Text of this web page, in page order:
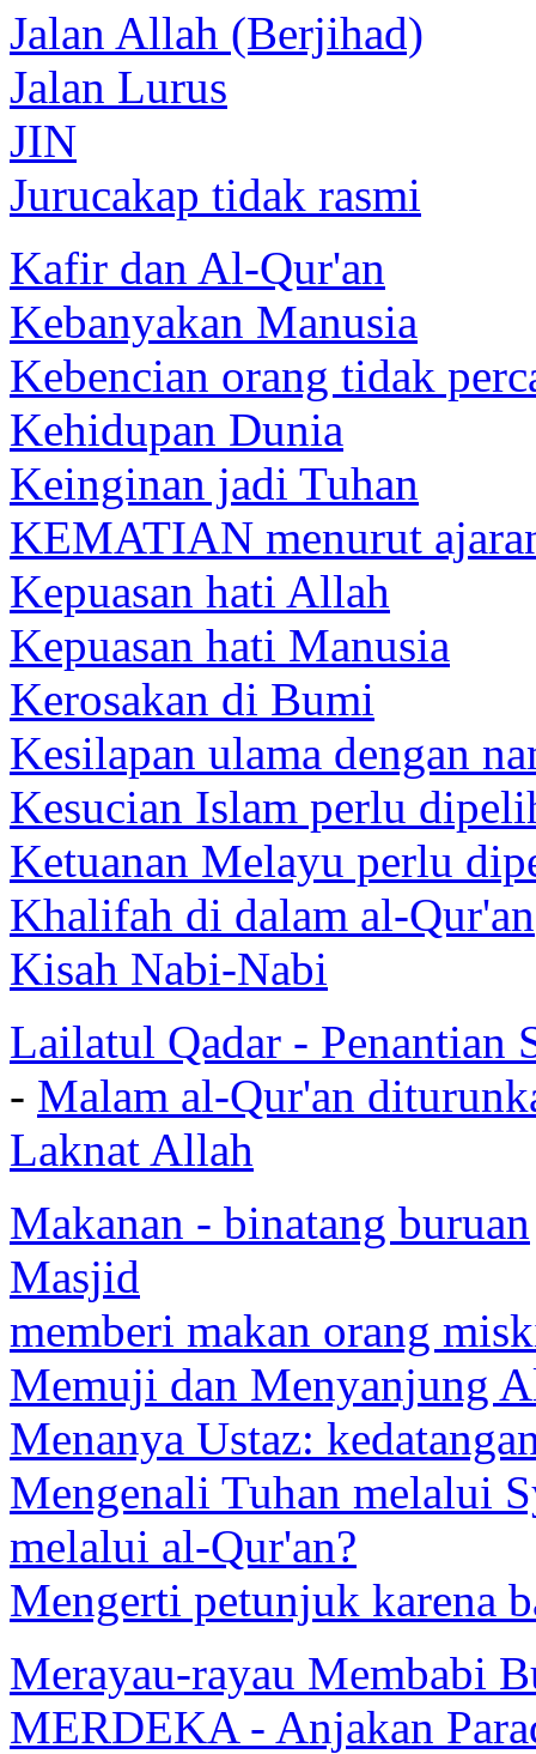
Jalan Allah (Berjihad)
Jalan Lurus
JIN
Jurucakap tidak rasmi
Kafir dan Al-Qur'an
Kebanyakan Manusia
Kebencian orang tidak
Kehidupan Dunia
Keinginan jadi Tuhan
KEMATIAN menurut
Kepuasan hati Allah
Kepuasan hati Manusia
Kerosakan di Bumi
Kesilapan ulama dengan
Kesucian Islam perlu
Ketuanan Melayu perlu
Khalifah di dalam al-Qur'an
Kisah Nabi-Nabi
Lailatul Qadar - Penantian
- Malam al-Qur'an
Laknat Allah
Makanan - binatang buruan
Masjid
memberi makan orang
Memuji dan Menyanjung
Menanya Ustaz:
Mengenali Tuhan melalui
melalui al-Qur'an?
Mengerti petunjuk karena
Merayau-rayau Membabi
MERDEKA - Anjakan